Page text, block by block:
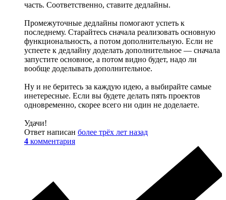
часть. Соответственно, ставите дедлайны.
Промежуточные дедлайны помогают успеть к
последнему. Старайтесь сначала реализовать основную
функциональность, а потом дополнительную. Если не
успеете к дедлайну доделать дополнительное — сначала
запустите основное, а потом видно будет, надо ли
вообще доделывать дополнительное.
Ну и не беритесь за каждую идею, а выбирайте самые
инетересные. Если вы будете делать пять проектов
одновременно, скорее всего ни один не доделаете.
Удачи!
Ответ написан более трёх лет назад
4 комментария